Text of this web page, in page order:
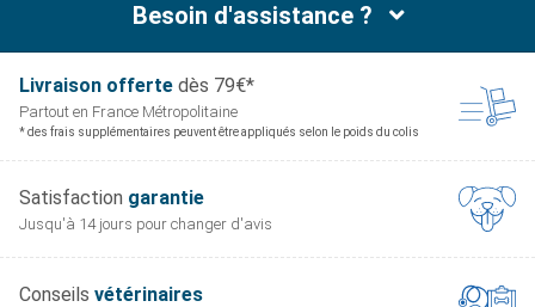
Besoin d'assistance ?
Livraison offerte dès 79€*
Partout en France Métropolitaine
* des frais supplémentaires peuvent être appliqués selon le poids du colis
Satisfaction garantie
Jusqu'à 14 jours pour changer d'avis
Conseils vétérinaires